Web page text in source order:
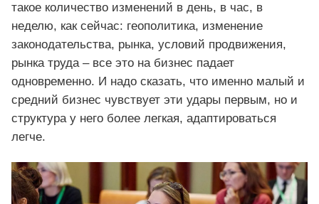
такое количество изменений в день, в час, в
неделю, как сейчас: геополитика, изменение
законодательства, рынка, условий продвижения,
рынка труда – все это на бизнес падает
одновременно. И надо сказать, что именно малый и
средний бизнес чувствует эти удары первым, но и
структура у него более легкая, адаптироваться
легче.